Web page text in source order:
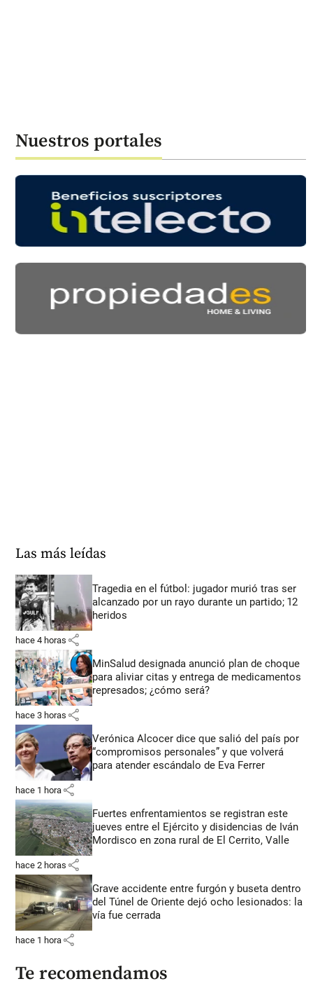
Nuestros portales
Las más leídas
Tragedia en el fútbol: jugador murió tras ser
alcanzado por un rayo durante un partido; 12
heridos
hace 4 horas share
MinSalud designada anunció plan de choque
para aliviar citas y entrega de medicamentos
represados; ¿cómo será?
hace 3 horas share
Verónica Alcocer dice que salió del país por
“compromisos personales” y que volverá
para atender escándalo de Eva Ferrer
hace 1 hora share
Fuertes enfrentamientos se registran este
jueves entre el Ejército y disidencias de Iván
Mordisco en zona rural de El Cerrito, Valle
hace 2 horas share
Grave accidente entre furgón y buseta dentro
del Túnel de Oriente dejó ocho lesionados: la
vía fue cerrada
hace 1 hora share
Te recomendamos